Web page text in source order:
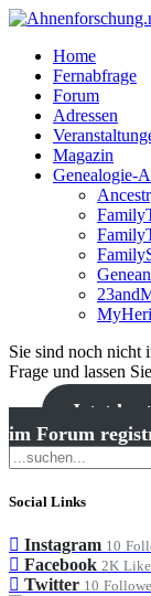
Home
Fernabfrage
Forum
Adressen
Magazin
Genealogie-
Sie sind noch nicht
Frage und lassen
Jetzt
im Forum
Social Links
Instagram 10
Facebook 2K
Twitter 10